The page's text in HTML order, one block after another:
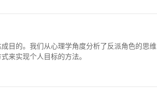
目的。我们从心理学角度分析了反派角色的思维
来实现个人目标的方法。